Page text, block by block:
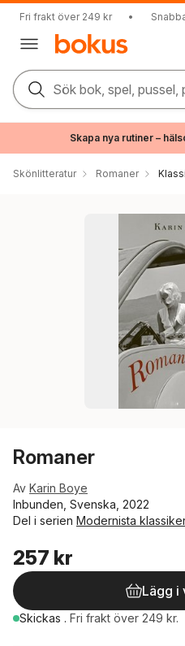
Fri frakt över 249 kr •
Sök bok, spel, pussel,
Skapa nya rutiner –
Skönlitteratur Romaner
Romaner
Av Karin Boye
Inbunden, Svenska, 2022
Del i serien Modernista
257 kr
Lägg i
Skickas . Fri frakt över 249 kr.